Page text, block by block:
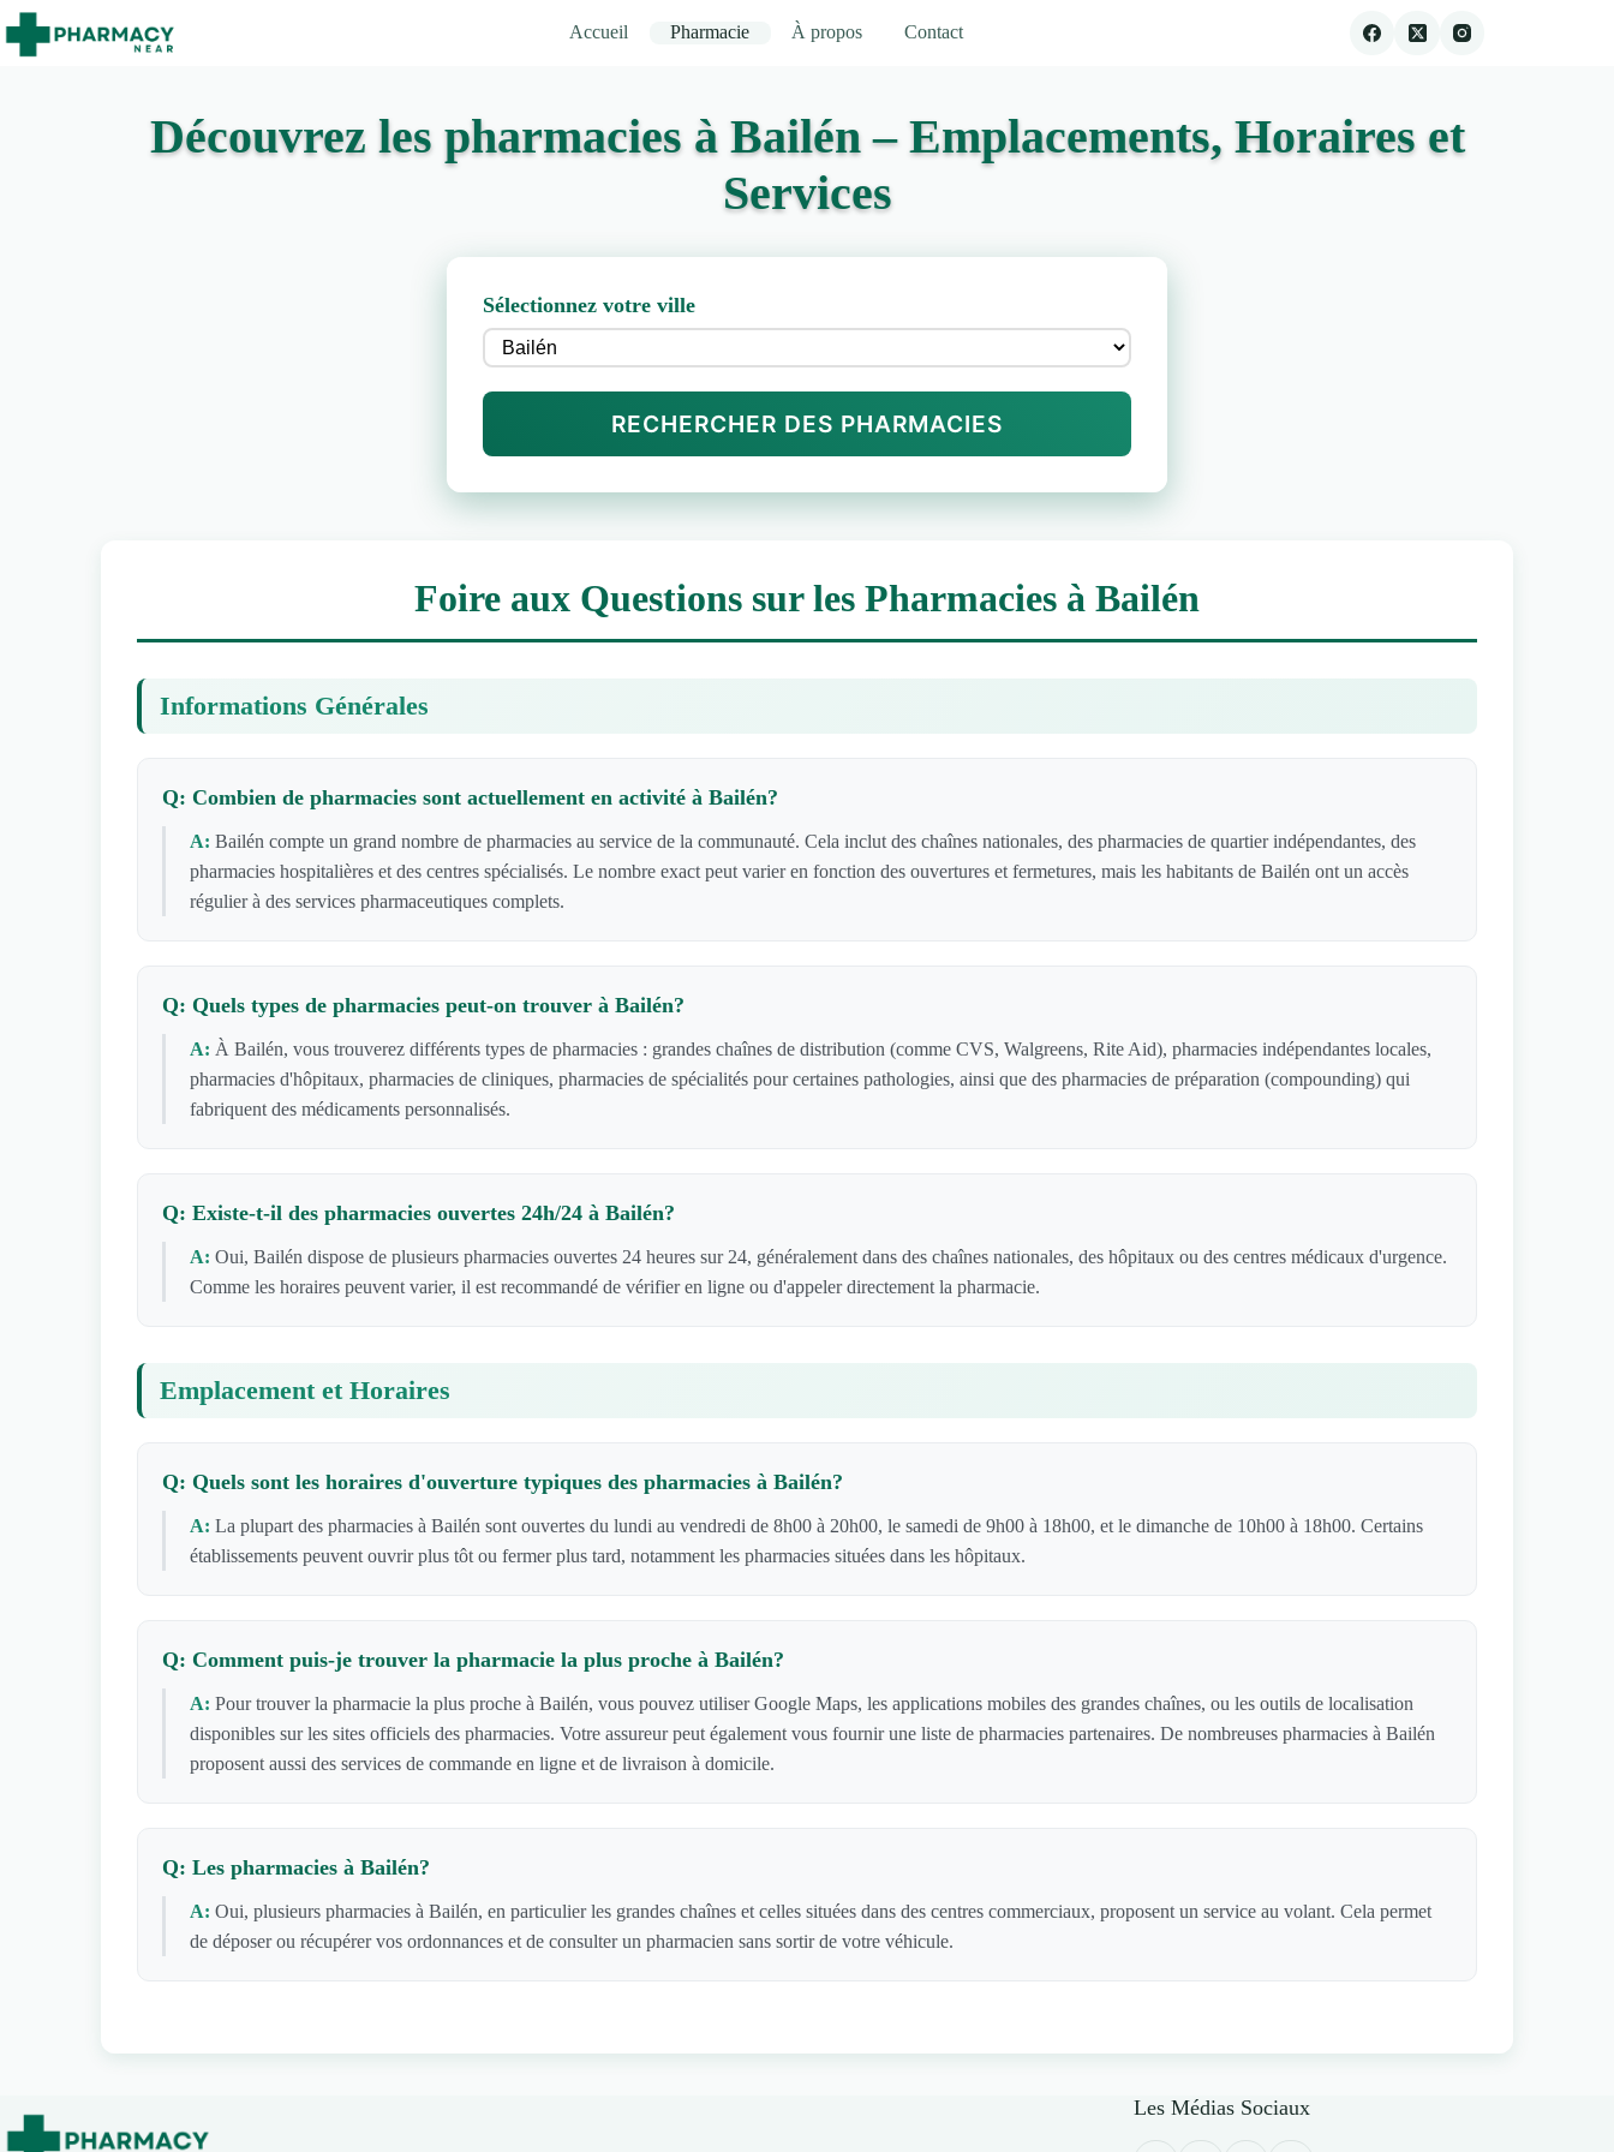
Accueil Pharmacie À propos Contact
Découvrez les pharmacies à Bailén – Emplacements, Horaires et
Services
Sélectionnez votre ville
RECHERCHER DES PHARMACIES
Foire aux Questions sur les Pharmacies à Bailén
Informations Générales
Q: Combien de pharmacies sont actuellement en activité à Bailén?
A: Bailén compte un grand nombre de pharmacies au service de la communauté. Cela inclut des chaînes nationales, des pharmacies de quartier indépendantes, des
pharmacies hospitalières et des centres spécialisés. Le nombre exact peut varier en fonction des ouvertures et fermetures, mais les habitants de Bailén ont un accès
régulier à des services pharmaceutiques complets.
Q: Quels types de pharmacies peut-on trouver à Bailén?
A: À Bailén, vous trouverez différents types de pharmacies : grandes chaînes de distribution (comme CVS, Walgreens, Rite Aid), pharmacies indépendantes locales,
pharmacies d'hôpitaux, pharmacies de cliniques, pharmacies de spécialités pour certaines pathologies, ainsi que des pharmacies de préparation (compounding) qui
fabriquent des médicaments personnalisés.
Q: Existe-t-il des pharmacies ouvertes 24h/24 à Bailén?
A: Oui, Bailén dispose de plusieurs pharmacies ouvertes 24 heures sur 24, généralement dans des chaînes nationales, des hôpitaux ou des centres médicaux d'urgence.
Comme les horaires peuvent varier, il est recommandé de vérifier en ligne ou d'appeler directement la pharmacie.
Emplacement et Horaires
Q: Quels sont les horaires d'ouverture typiques des pharmacies à Bailén?
A: La plupart des pharmacies à Bailén sont ouvertes du lundi au vendredi de 8h00 à 20h00, le samedi de 9h00 à 18h00, et le dimanche de 10h00 à 18h00. Certains
établissements peuvent ouvrir plus tôt ou fermer plus tard, notamment les pharmacies situées dans les hôpitaux.
Q: Comment puis-je trouver la pharmacie la plus proche à Bailén?
A: Pour trouver la pharmacie la plus proche à Bailén, vous pouvez utiliser Google Maps, les applications mobiles des grandes chaînes, ou les outils de localisation
disponibles sur les sites officiels des pharmacies. Votre assureur peut également vous fournir une liste de pharmacies partenaires. De nombreuses pharmacies à Bailén
proposent aussi des services de commande en ligne et de livraison à domicile.
Q: Les pharmacies à Bailén?
A: Oui, plusieurs pharmacies à Bailén, en particulier les grandes chaînes et celles situées dans des centres commerciaux, proposent un service au volant. Cela permet
de déposer ou récupérer vos ordonnances et de consulter un pharmacien sans sortir de votre véhicule.
Les Médias Sociaux